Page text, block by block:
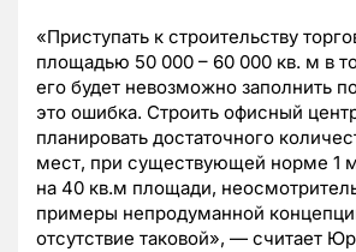
«Приступать к строительству
площадью 50 000 – 60 000 кв. м в
его будет невозможно заполнить
это ошибка. Строить офисный
планировать достаточного
мест, при существующей норме 1
на 40 кв.м площади,
примеры непродуманной
отсутствие таковой», — считает